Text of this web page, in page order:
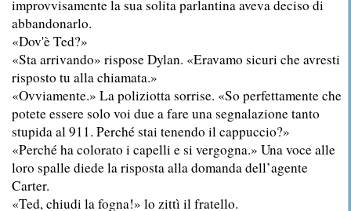
improvvisamente la sua solita parlantina aveva deciso di
abbandonarlo.
«Dov'è Ted?»
«Sta arrivando» rispose Dylan. «Eravamo sicuri che avresti
risposto tu alla chiamata.»
«Ovviamente.» La poliziotta sorrise. «So perfettamente che
potete essere solo voi due a fare una segnalazione tanto
stupida al 911. Perché stai tenendo il cappuccio?»
«Perché ha colorato i capelli e si vergogna.» Una voce alle
loro spalle diede la risposta alla domanda dell’agente
Carter.
«Ted, chiudi la fogna!» lo zittì il fratello.